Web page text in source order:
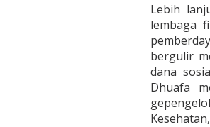
Lebih
lembaga
bergulir
dana
Dhuafa